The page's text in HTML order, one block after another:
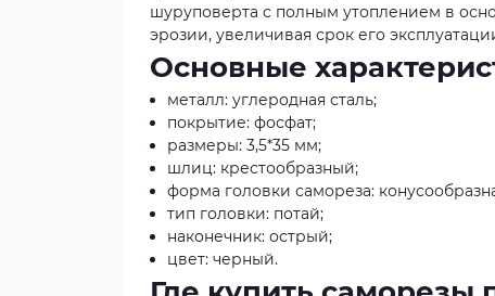
шуруповерта с полным утоплением в
эрозии, увеличивая срок его
Основные
металл: углеродная сталь;
покрытие: фосфат;
размеры: 3,5*35 мм;
шлиц: крестообразный;
форма головки самореза:
тип головки: потай;
наконечник: острый;
цвет: черный.